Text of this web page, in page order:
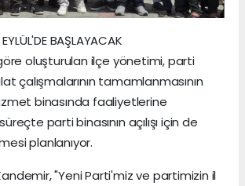
BAŞLAYACAK
oluşturulan ilçe yönetimi, parti
çalışmalarının tamamlanmasının
binasında faaliyetlerine
parti binasının açılışı için de
planlanıyor.
"Yeni Parti'miz ve partimizin il